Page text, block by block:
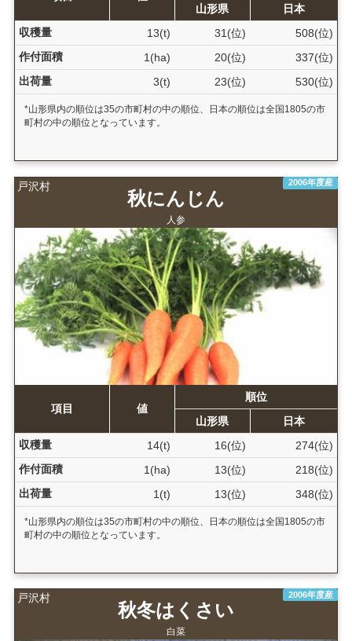
山形県
日本
収穫量
13(t) 31(位)
508(位)
作付面積
1(ha) 20(位)
337(位)
出荷量
3(t) 23(位) 530(位)
*山形県内の順位は35の市町村の中の順位、日本の順位は全国1805の市
町村の中の順位となっています。
戸沢村 2006年度産
秋にんじん
人参
項目 値
順位
山形県
日本
収穫量
14(t) 16(位)
274(位)
作付面積
1(ha) 13(位)
218(位)
出荷量
1(t) 13(位) 348(位)
*山形県内の順位は35の市町村の中の順位、日本の順位は全国1805の市
町村の中の順位となっています。
戸沢村 2006年度産
秋冬はくさい
白菜